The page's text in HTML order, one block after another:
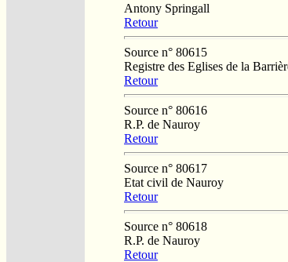
Antony Springall
Retour
Source n° 80615
Registre des Eglises de la
Retour
Source n° 80616
R.P. de Nauroy
Retour
Source n° 80617
Etat civil de Nauroy
Retour
Source n° 80618
R.P. de Nauroy
Retour